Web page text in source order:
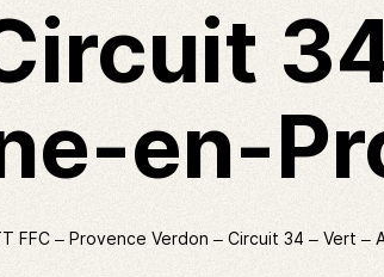
en-
FFC – Provence Verdon – Circuit 34 – Vert –